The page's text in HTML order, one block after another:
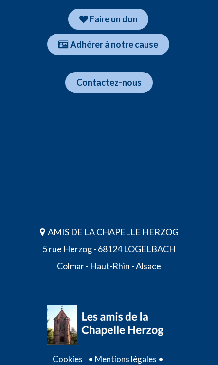
Faire un don
Adhér​​​​er à notre cause
​​Contactez-nous
AMIS DE LA CHAPELLE HERZOG
5 rue Herzog - 68124 LOGELBACH
Colmar - Haut-Rhin - Alsace
Cookies • Mentions légales •